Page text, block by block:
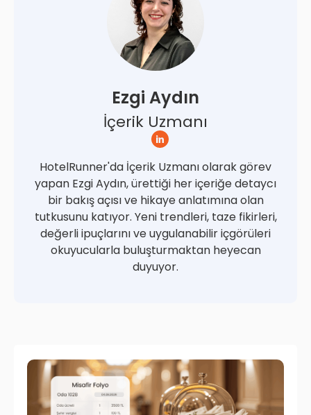
Ezgi Aydın
İçerik Uzmanı
HotelRunner'da İçerik Uzmanı olarak görev
yapan Ezgi Aydın, ürettiği her içeriğe detaycı
bir bakış açısı ve hikaye anlatımına olan
tutkusunu katıyor. Yeni trendleri, taze fikirleri,
değerli ipuçlarını ve uygulanabilir içgörüleri
okuyucularla buluşturmaktan heyecan
duyuyor.